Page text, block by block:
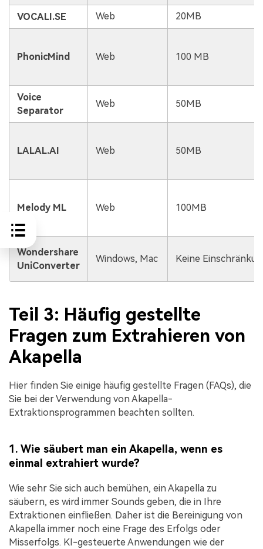
VOCALI.SE Web 20MB
PhonicMind Web 100 MB
Voice
Separator
Web 50MB
LALAL.AI Web 50MB
Melody ML Web 100MB
Wondershare
UniConverter
Windows, Mac Keine
Teil 3: Häufig gestellte
Fragen zum Extrahieren von
Akapella
Hier finden Sie einige häufig gestellte Fragen (FAQs), die
Sie bei der Verwendung von Akapella-
Extraktionsprogrammen beachten sollten.
1. Wie säubert man ein Akapella, wenn es
einmal extrahiert wurde?
Wie sehr Sie sich auch bemühen, ein Akapella zu
säubern, es wird immer Sounds geben, die in Ihre
Extraktionen einfließen. Daher ist die Bereinigung von
Akapella immer noch eine Frage des Erfolgs oder
Misserfolgs. KI-gesteuerte Anwendungen wie der